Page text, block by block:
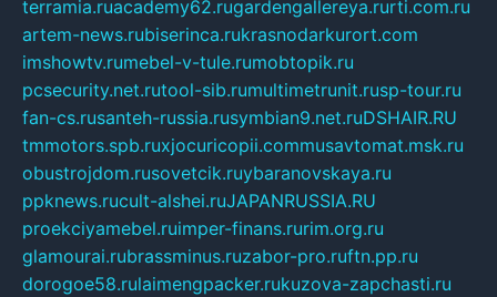
terramia.ruacademy62.rugardengallereya.rurti.com.ru
artem-news.rubiserinca.rukrasnodarkurort.com
imshowtv.rumebel-v-tule.rumobtopik.ru
pcsecurity.net.rutool-sib.rumultimetrunit.rusp-tour.ru
fan-cs.rusanteh-russia.rusymbian9.net.ruDSHAIR.RU
tmmotors.spb.ruxjocuricopii.commusavtomat.msk.ru
obustrojdom.rusovetcik.ruybaranovskaya.ru
ppknews.rucult-alshei.ruJAPANRUSSIA.RU
proekciyamebel.ruimper-finans.rurim.org.ru
glamourai.rubrassminus.ruzabor-pro.ruftn.pp.ru
dorogoe58.rulaimengpacker.rukuzova-zapchasti.ru